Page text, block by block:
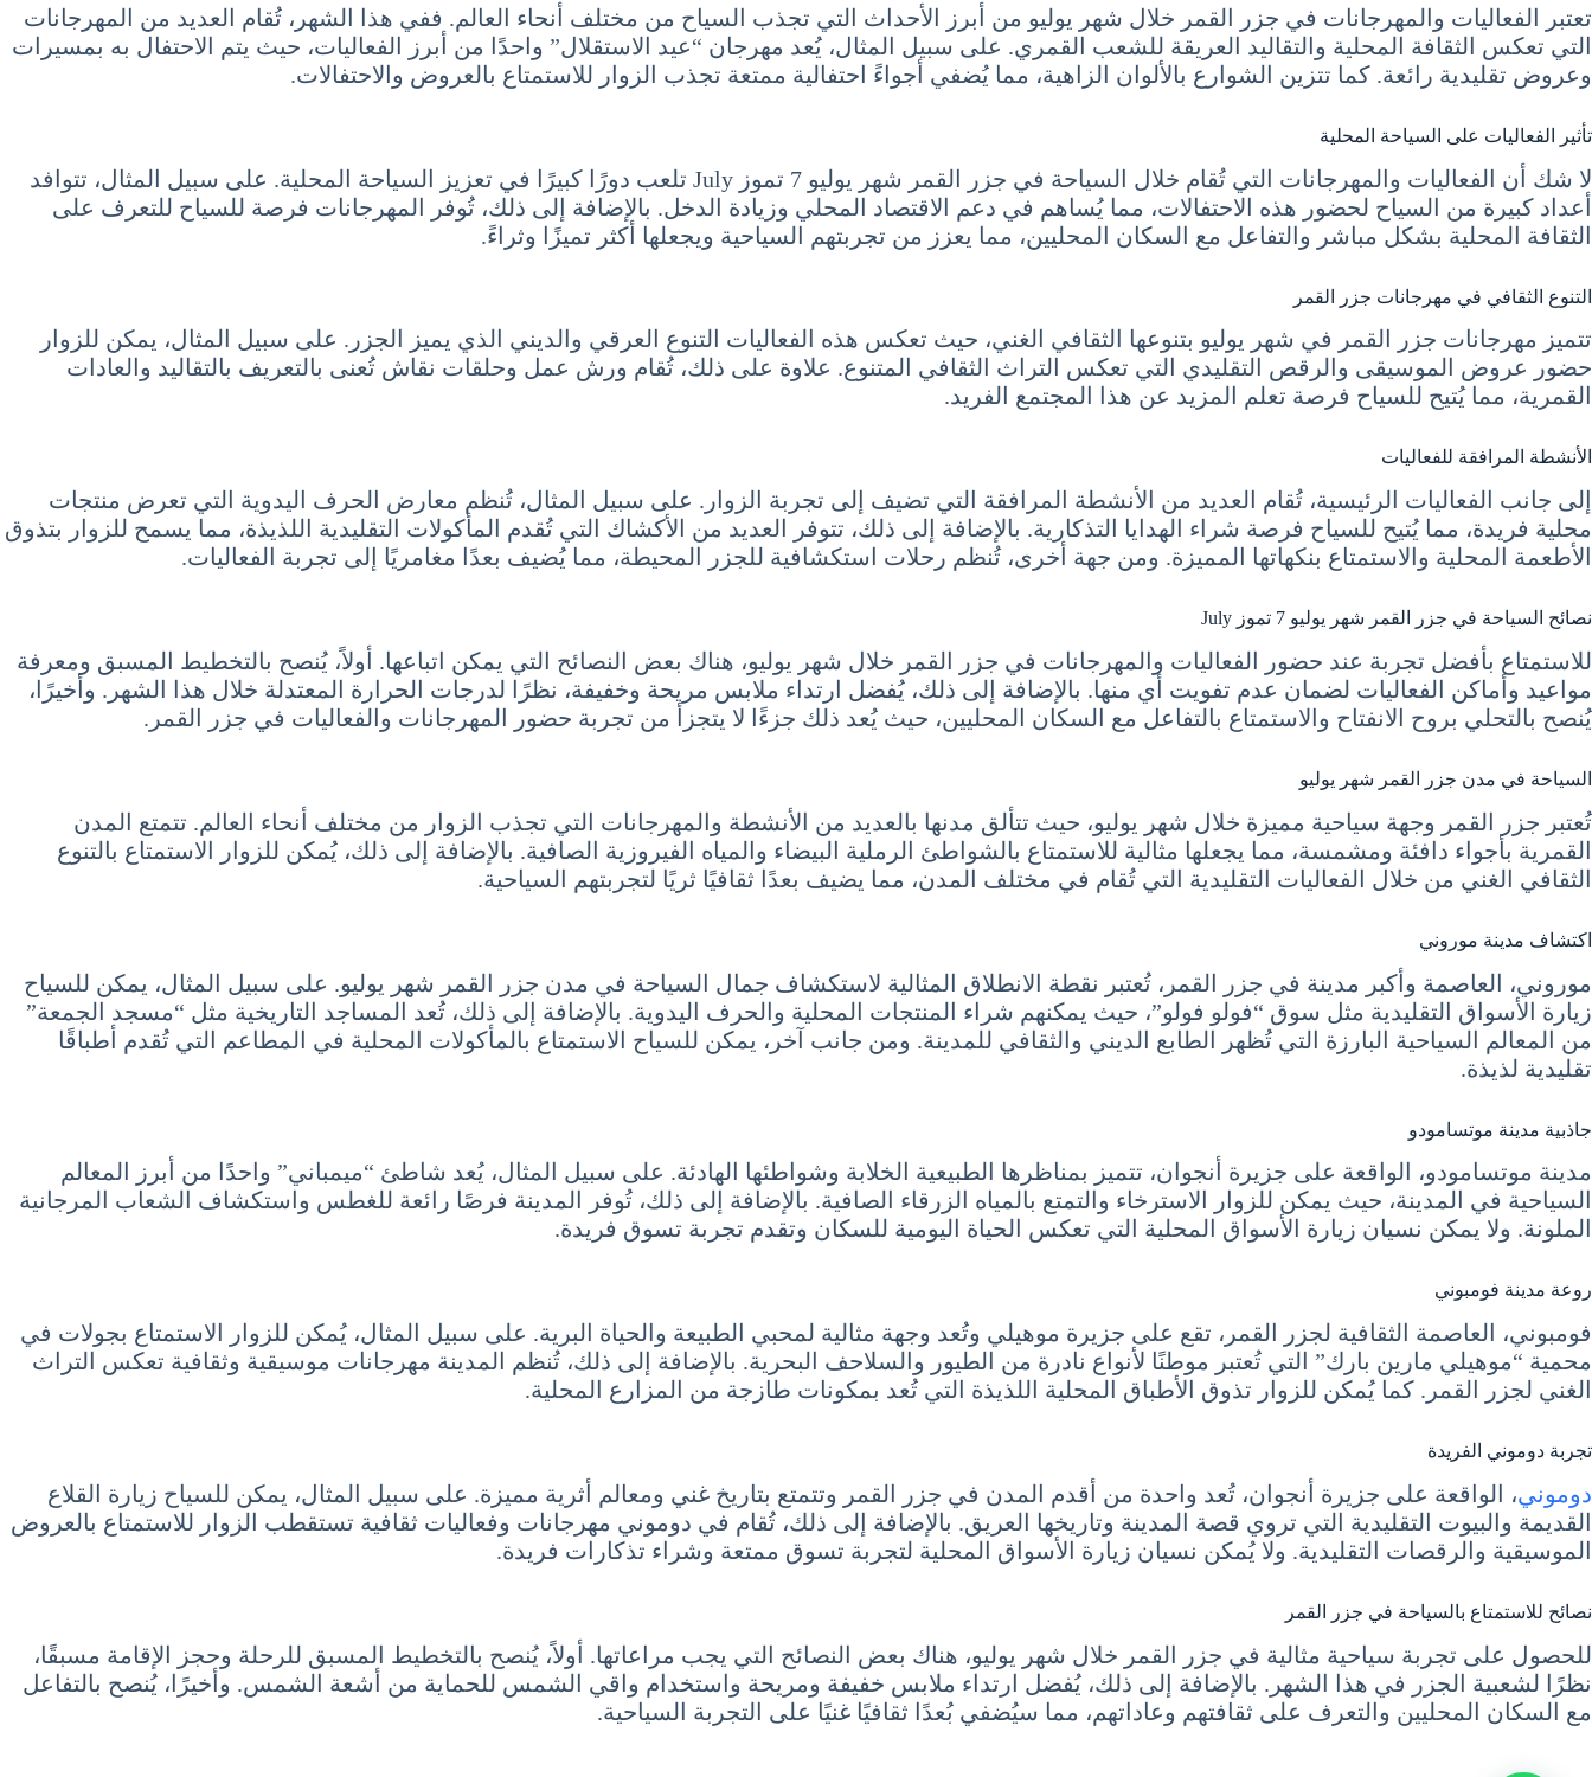
تعتبر الفعاليات والمهرجانات في جزر القمر خلال شهر يوليو من أبرز الأحداث التي تجذب السياح من مختلف أنحاء العالم. ففي هذا الشهر، تُقام العديد من المهرجانات
التي تعكس الثقافة المحلية والتقاليد العريقة للشعب القمري. على سبيل المثال، يُعد مهرجان “عيد الاستقلال” واحدًا من أبرز الفعاليات، حيث يتم الاحتفال به بمسيرات
وعروض تقليدية رائعة. كما تتزين الشوارع بالألوان الزاهية، مما يُضفي أجواءً احتفالية ممتعة تجذب الزوار للاستمتاع بالعروض والاحتفالات.
تأثير الفعاليات على السياحة المحلية
لا شك أن الفعاليات والمهرجانات التي تُقام خلال السياحة في جزر القمر شهر يوليو 7 تموز July تلعب دورًا كبيرًا في تعزيز السياحة المحلية. على سبيل المثال، تتوافد
أعداد كبيرة من السياح لحضور هذه الاحتفالات، مما يُساهم في دعم الاقتصاد المحلي وزيادة الدخل. بالإضافة إلى ذلك، تُوفر المهرجانات فرصة للسياح للتعرف على
الثقافة المحلية بشكل مباشر والتفاعل مع السكان المحليين، مما يعزز من تجربتهم السياحية ويجعلها أكثر تميزًا وثراءً.
التنوع الثقافي في مهرجانات جزر القمر
تتميز مهرجانات جزر القمر في شهر يوليو بتنوعها الثقافي الغني، حيث تعكس هذه الفعاليات التنوع العرقي والديني الذي يميز الجزر. على سبيل المثال، يمكن للزوار
حضور عروض الموسيقى والرقص التقليدي التي تعكس التراث الثقافي المتنوع. علاوة على ذلك، تُقام ورش عمل وحلقات نقاش تُعنى بالتعريف بالتقاليد والعادات
القمرية، مما يُتيح للسياح فرصة تعلم المزيد عن هذا المجتمع الفريد.
الأنشطة المرافقة للفعاليات
إلى جانب الفعاليات الرئيسية، تُقام العديد من الأنشطة المرافقة التي تضيف إلى تجربة الزوار. على سبيل المثال، تُنظم معارض الحرف اليدوية التي تعرض منتجات
محلية فريدة، مما يُتيح للسياح فرصة شراء الهدايا التذكارية. بالإضافة إلى ذلك، تتوفر العديد من الأكشاك التي تُقدم المأكولات التقليدية اللذيذة، مما يسمح للزوار بتذوق
الأطعمة المحلية والاستمتاع بنكهاتها المميزة. ومن جهة أخرى، تُنظم رحلات استكشافية للجزر المحيطة، مما يُضيف بعدًا مغامريًا إلى تجربة الفعاليات.
نصائح السياحة في جزر القمر شهر يوليو 7 تموز July
للاستمتاع بأفضل تجربة عند حضور الفعاليات والمهرجانات في جزر القمر خلال شهر يوليو، هناك بعض النصائح التي يمكن اتباعها. أولاً، يُنصح بالتخطيط المسبق ومعرفة
مواعيد وأماكن الفعاليات لضمان عدم تفويت أي منها. بالإضافة إلى ذلك، يُفضل ارتداء ملابس مريحة وخفيفة، نظرًا لدرجات الحرارة المعتدلة خلال هذا الشهر. وأخيرًا،
يُنصح بالتحلي بروح الانفتاح والاستمتاع بالتفاعل مع السكان المحليين، حيث يُعد ذلك جزءًا لا يتجزأ من تجربة حضور المهرجانات والفعاليات في جزر القمر.
السياحة في مدن جزر القمر شهر يوليو
تُعتبر جزر القمر وجهة سياحية مميزة خلال شهر يوليو، حيث تتألق مدنها بالعديد من الأنشطة والمهرجانات التي تجذب الزوار من مختلف أنحاء العالم. تتمتع المدن
القمرية بأجواء دافئة ومشمسة، مما يجعلها مثالية للاستمتاع بالشواطئ الرملية البيضاء والمياه الفيروزية الصافية. بالإضافة إلى ذلك، يُمكن للزوار الاستمتاع بالتنوع
الثقافي الغني من خلال الفعاليات التقليدية التي تُقام في مختلف المدن، مما يضيف بعدًا ثقافيًا ثريًا لتجربتهم السياحية.
اكتشاف مدينة موروني
موروني، العاصمة وأكبر مدينة في جزر القمر، تُعتبر نقطة الانطلاق المثالية لاستكشاف جمال السياحة في مدن جزر القمر شهر يوليو. على سبيل المثال، يمكن للسياح
زيارة الأسواق التقليدية مثل سوق “فولو فولو”، حيث يمكنهم شراء المنتجات المحلية والحرف اليدوية. بالإضافة إلى ذلك، تُعد المساجد التاريخية مثل “مسجد الجمعة”
من المعالم السياحية البارزة التي تُظهر الطابع الديني والثقافي للمدينة. ومن جانب آخر، يمكن للسياح الاستمتاع بالمأكولات المحلية في المطاعم التي تُقدم أطباقًا
تقليدية لذيذة.
جاذبية مدينة موتسامودو
مدينة موتسامودو، الواقعة على جزيرة أنجوان، تتميز بمناظرها الطبيعية الخلابة وشواطئها الهادئة. على سبيل المثال، يُعد شاطئ “ميمباني” واحدًا من أبرز المعالم
السياحية في المدينة، حيث يمكن للزوار الاسترخاء والتمتع بالمياه الزرقاء الصافية. بالإضافة إلى ذلك، تُوفر المدينة فرصًا رائعة للغطس واستكشاف الشعاب المرجانية
الملونة. ولا يمكن نسيان زيارة الأسواق المحلية التي تعكس الحياة اليومية للسكان وتقدم تجربة تسوق فريدة.
روعة مدينة فومبوني
فومبوني، العاصمة الثقافية لجزر القمر، تقع على جزيرة موهيلي وتُعد وجهة مثالية لمحبي الطبيعة والحياة البرية. على سبيل المثال، يُمكن للزوار الاستمتاع بجولات في
محمية “موهيلي مارين بارك” التي تُعتبر موطنًا لأنواع نادرة من الطيور والسلاحف البحرية. بالإضافة إلى ذلك، تُنظم المدينة مهرجانات موسيقية وثقافية تعكس التراث
الغني لجزر القمر. كما يُمكن للزوار تذوق الأطباق المحلية اللذيذة التي تُعد بمكونات طازجة من المزارع المحلية.
تجربة دوموني الفريدة
دوموني، الواقعة على جزيرة أنجوان، تُعد واحدة من أقدم المدن في جزر القمر وتتمتع بتاريخ غني ومعالم أثرية مميزة. على سبيل المثال، يمكن للسياح زيارة القلاع
القديمة والبيوت التقليدية التي تروي قصة المدينة وتاريخها العريق. بالإضافة إلى ذلك، تُقام في دوموني مهرجانات وفعاليات ثقافية تستقطب الزوار للاستمتاع بالعروض
الموسيقية والرقصات التقليدية. ولا يُمكن نسيان زيارة الأسواق المحلية لتجربة تسوق ممتعة وشراء تذكارات فريدة.
نصائح للاستمتاع بالسياحة في جزر القمر
للحصول على تجربة سياحية مثالية في جزر القمر خلال شهر يوليو، هناك بعض النصائح التي يجب مراعاتها. أولاً، يُنصح بالتخطيط المسبق للرحلة وحجز الإقامة مسبقًا،
نظرًا لشعبية الجزر في هذا الشهر. بالإضافة إلى ذلك، يُفضل ارتداء ملابس خفيفة ومريحة واستخدام واقي الشمس للحماية من أشعة الشمس. وأخيرًا، يُنصح بالتفاعل
مع السكان المحليين والتعرف على ثقافتهم وعاداتهم، مما سيُضفي بُعدًا ثقافيًا غنيًا على التجربة السياحية.